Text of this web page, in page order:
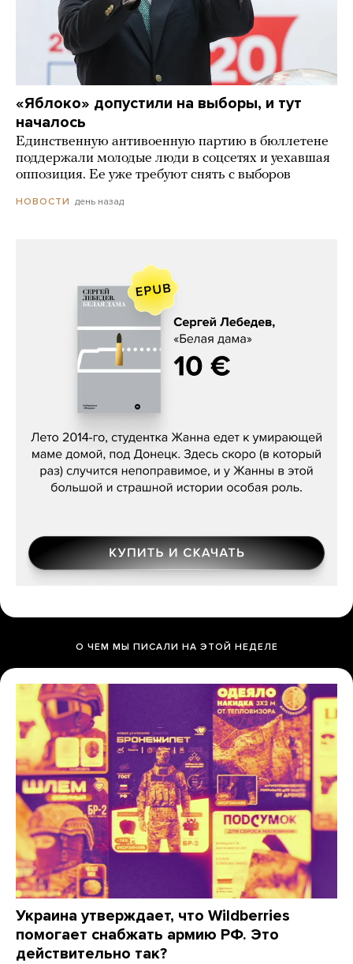
«Яблоко» допустили на выборы, и тут
началось
Единственную антивоенную партию в бюллетене
поддержали молодые люди в соцсетях и уехавшая
оппозиция. Ее уже требуют снять с выборов
НОВОСТИ день назад
Сергей Лебедев, «Белая дама»
О ЧЕМ МЫ ПИСАЛИ НА ЭТОЙ НЕДЕЛЕ
Украина утверждает, что Wildberries
помогает снабжать армию РФ. Это
действительно так?